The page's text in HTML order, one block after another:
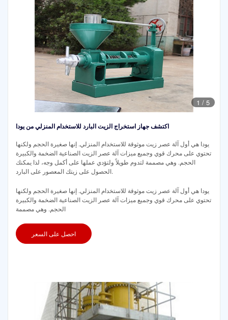
1 / 5
اكتشف جهاز استخراج الزيت البارد للاستخدام المنزلي من يودا
يودا هي أول آلة عصر زيت موثوقة للاستخدام المنزلي. إنها صغيرة الحجم ولكنها
تحتوي على محرك قوي وجميع ميزات آلة عصر الزيت الصناعية الضخمة والكبيرة
الحجم. وهي مصممة لتدوم طويلاً ولتؤدي عملها على أكمل وجه، لذا يمكنك
الحصول على زيتك المعصور على البارد.
يودا هي أول آلة عصر زيت موثوقة للاستخدام المنزلي. إنها صغيرة الحجم ولكنها
تحتوي على محرك قوي وجميع ميزات آلة عصر الزيت الصناعية الضخمة والكبيرة
الحجم. وهي مصممة
احصل على السعر